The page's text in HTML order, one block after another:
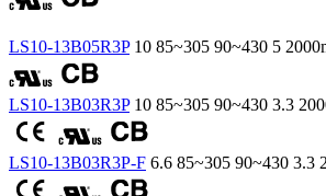
LS10-13B05R3P 10 85~305 90~430 5
LS10-13B03R3P 10 85~305 90~430 3.3
LS10-13B03R3P-F 6.6 85~305 90~430 3.3